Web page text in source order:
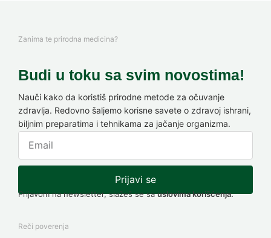
Zanima te prirodna medicina?
Budi u toku sa svim novostima!
Nauči kako da koristiš prirodne metode za očuvanje
zdravlja. Redovno šaljemo korisne savete o zdravoj ishrani,
biljnim preparatima i tehnikama za jačanje organizma.
Prijavi se
Prijavom na newsletter, slažeš se sauslovima korišćenja.
Reči poverenja